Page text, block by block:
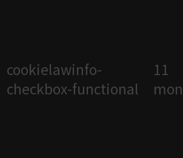
cookielawinfo-
checkbox-functional
11